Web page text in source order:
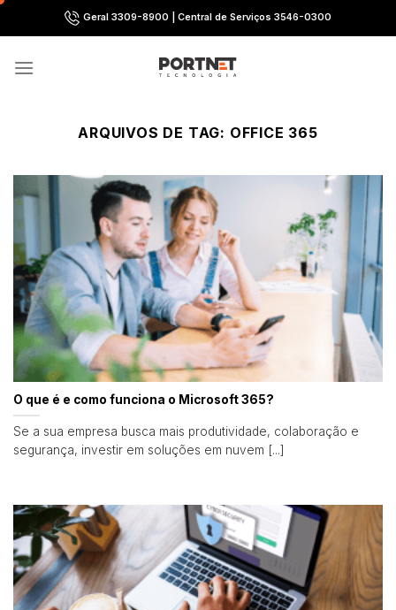
Skip
to
Geral 3309-8900 | Central de Serviços 3546-0300
ARQUIVOS DE TAG: OFFICE 365
O que é e como funciona o Microsoft 365?
Se a sua empresa busca mais produtividade, colaboração e
segurança, investir em soluções em nuvem [...]